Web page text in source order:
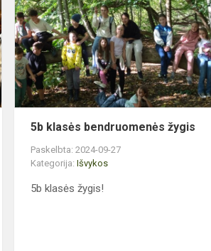
„Mėgintuvėlio“
laboratorijoje
5b klasės bendruomenės žygis
Paskelbta: 2024-09-27
Kategorija:Išvykos
5b klasės žygis!